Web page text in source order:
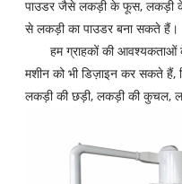
पाउडर जैसे लकड़ी के फूस, लकड़ी
से लकड़ी का पाउडर बना सकते हैं।
हम ग्राहकों की आवश्यकताओं
मशीन को भी डिज़ाइन कर सकते
लकड़ी की छड़ी, लकड़ी की कुचल,